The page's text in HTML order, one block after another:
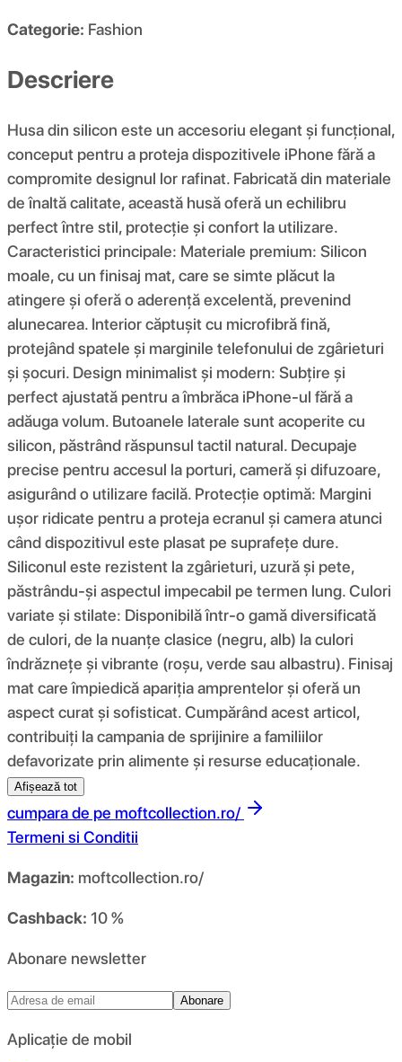
Categorie: Fashion
Descriere
Husa din silicon este un accesoriu elegant și funcțional,
conceput pentru a proteja dispozitivele iPhone fără a
compromite designul lor rafinat. Fabricată din materiale
de înaltă calitate, această husă oferă un echilibru
perfect între stil, protecție și confort la utilizare.
Caracteristici principale: Materiale premium: Silicon
moale, cu un finisaj mat, care se simte plăcut la
atingere și oferă o aderență excelentă, prevenind
alunecarea. Interior căptușit cu microfibră fină,
protejând spatele și marginile telefonului de zgârieturi
și șocuri. Design minimalist și modern: Subțire și
perfect ajustată pentru a îmbrăca iPhone-ul fără a
adăuga volum. Butoanele laterale sunt acoperite cu
silicon, păstrând răspunsul tactil natural. Decupaje
precise pentru accesul la porturi, cameră și difuzoare,
asigurând o utilizare facilă. Protecție optimă: Margini
ușor ridicate pentru a proteja ecranul și camera atunci
când dispozitivul este plasat pe suprafețe dure.
Siliconul este rezistent la zgârieturi, uzură și pete,
păstrându-și aspectul impecabil pe termen lung. Culori
variate și stilate: Disponibilă într-o gamă diversificată
de culori, de la nuanțe clasice (negru, alb) la culori
îndrăznețe și vibrante (roșu, verde sau albastru). Finisaj
mat care împiedică apariția amprentelor și oferă un
aspect curat și sofisticat. Cumpărând acest articol,
contribuiți la campania de sprijinire a familiilor
defavorizate prin alimente și resurse educaționale.
Afișează tot
cumpara de pe moftcollection.ro/
Termeni si Conditii
Magazin: moftcollection.ro/
Cashback: 10 %
Abonare newsletter
Abonare
Aplicație de mobil